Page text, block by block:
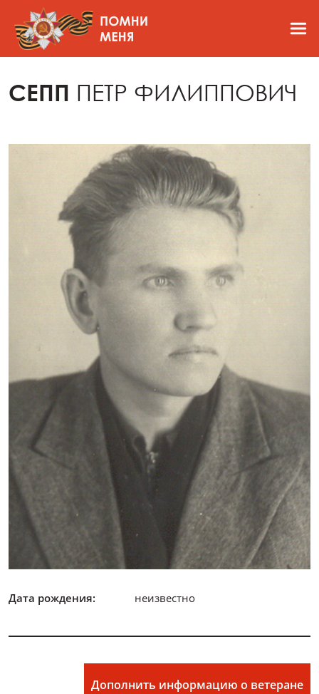
СЕПП ПЕТР ФИЛИППОВИЧ
Дата рождения: неизвестно
Дополнить информацию о ветеране